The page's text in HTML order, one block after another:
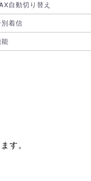
自動切り替え
着信
す。